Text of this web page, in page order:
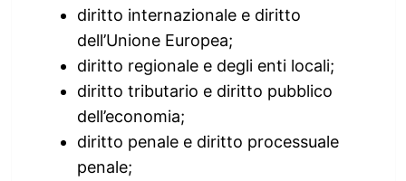
diritto internazionale e diritto
dell’Unione Europea;
diritto regionale e degli enti locali;
diritto tributario e diritto pubblico
dell’economia;
diritto penale e diritto processuale
penale;